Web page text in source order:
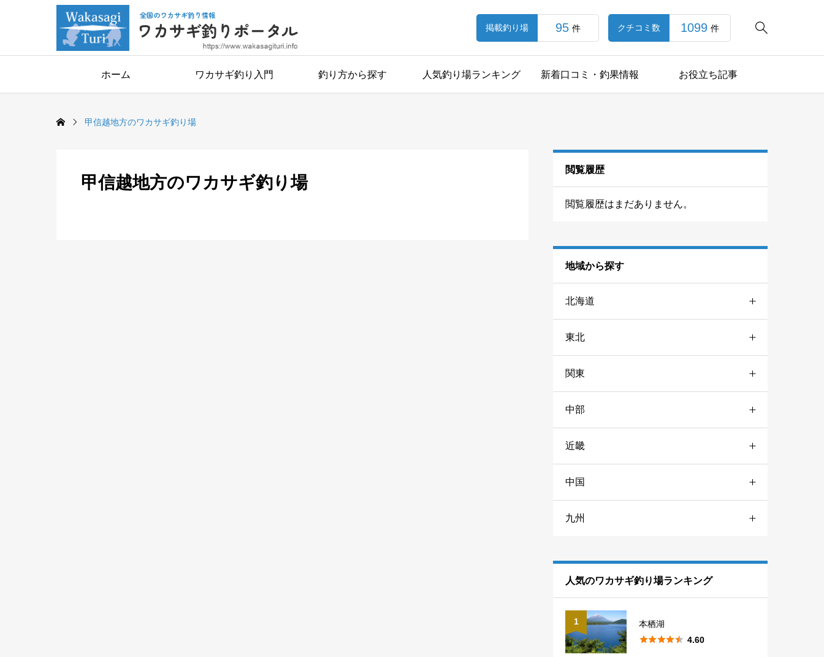

掲載釣り場 95 件 クチコミ数 1099 件
ホーム ワカサギ釣り入門 釣り方から探す 人気釣り場ランキング 新着口コミ・釣果情報 お役立ち記事
甲信越地方のワカサギ釣り場
甲信越地方のワカサギ釣り場
閲覧履歴
閲覧履歴はまだありません。
地域から探す
北海道
道央
道北
道南
道東
東北
宮城
山形
秋田
岩手
青森
福島 5
関東
栃木
神奈川
千葉
東京
埼玉 7
群馬 14
中部
愛知
岐阜
静岡
長野 10
山梨 5
新潟
近畿
兵庫
奈良
中国
山口
九州
人気のワカサギ釣り場ランキング
1
本栖湖
 4.60